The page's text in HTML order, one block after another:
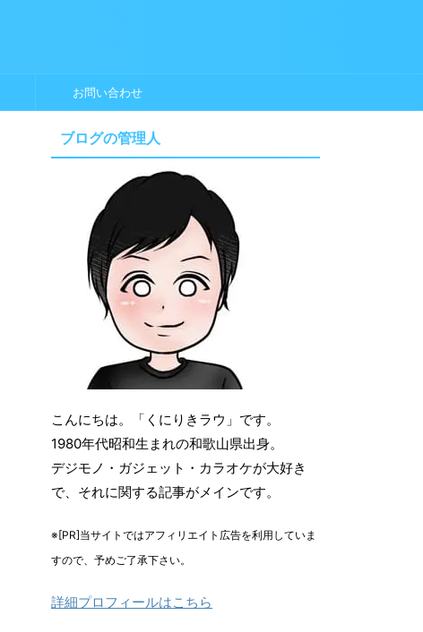
お問い合わせ
ブログの管理人
こんにちは。「くにりきラウ」です。
1980年代昭和生まれの和歌山県出身。
デジモノ・ガジェット・カラオケが大好き
で、それに関する記事がメインです。
※[PR]当サイトではアフィリエイト広告を利用していま
すので、予めご了承下さい。
詳細プロフィールはこちら